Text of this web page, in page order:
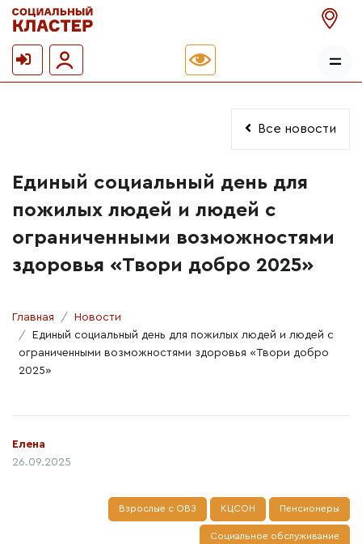
Все новости
Единый социальный день для
пожилых людей и людей с
ограниченными возможностями
здоровья «Твори добро 2025»
Главная
Новости
Единый социальный день для пожилых людей и людей с
ограниченными возможностями здоровья «Твори добро
2025»
Автор:
Елена
Дата публикации:
26.09.2025
Взрослые с ОВЗ КЦСОН Пенсионеры
Социальное обслуживание